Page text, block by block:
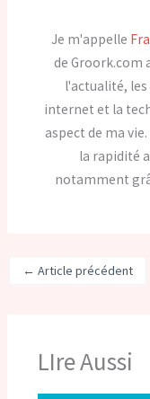
Je m'appelle
de Groork.com
l'actualité,
internet et la
aspect de ma
la rapidité
notamment
← Article précédent
LIre Aussi